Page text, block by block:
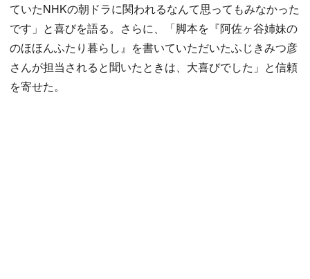
ていたNHKの朝ドラに関われるなんて思ってもみなかった
です」と喜びを語る。さらに、「脚本を『阿佐ヶ谷姉妹の
のほほんふたり暮らし』を書いていただいたふじきみつ彦
さんが担当されると聞いたときは、大喜びでした」と信頼
を寄せた。